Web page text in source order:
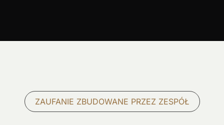
ZAUFANIE ZBUDOWANE PRZEZ ZESPÓŁ